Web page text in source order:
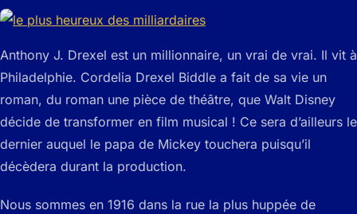
Anthony J. Drexel est un millionnaire, un vrai de vrai. Il vit à
Philadelphie. Cordelia Drexel Biddle a fait de sa vie un
roman, du roman une pièce de théâtre, que Walt Disney
décide de transformer en film musical ! Ce sera d’ailleurs le
dernier auquel le papa de Mickey touchera puisqu’il
décèdera durant la production.
Nous sommes en 1916 dans la rue la plus huppée de